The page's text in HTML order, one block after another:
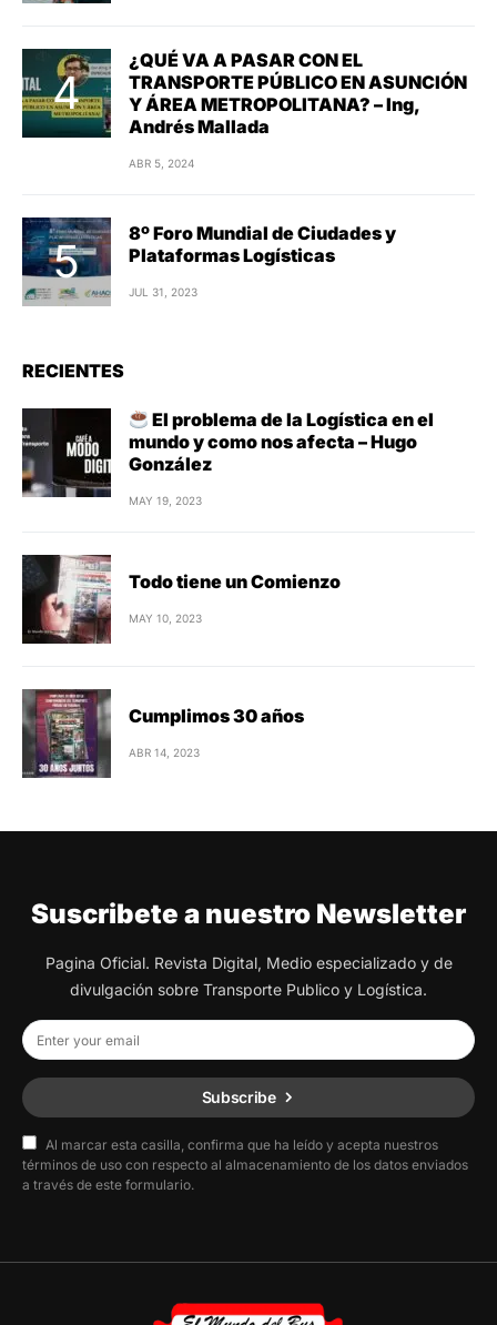
¿QUÉ VA A PASAR CON EL
TRANSPORTE PÚBLICO EN ASUNCIÓN
Y ÁREA METROPOLITANA? – Ing,
Andrés Mallada
ABR 5, 2024
8º Foro Mundial de Ciudades y
Plataformas Logísticas
JUL 31, 2023
RECIENTES
El problema de la Logística en el
mundo y como nos afecta – Hugo
González
MAY 19, 2023
Todo tiene un Comienzo
MAY 10, 2023
Cumplimos 30 años
ABR 14, 2023
Suscribete a nuestro Newsletter
Pagina Oficial. Revista Digital, Medio especializado y de
divulgación sobre Transporte Publico y Logística.
Subscribe
Al marcar esta casilla, confirma que ha leído y acepta nuestros
términos de uso con respecto al almacenamiento de los datos enviados
a través de este formulario.